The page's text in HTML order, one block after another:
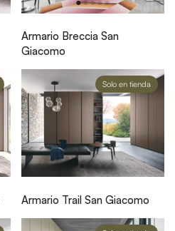
Armario Breccia San
Giacomo
Armario Trail San Giacomo
Solo en tienda